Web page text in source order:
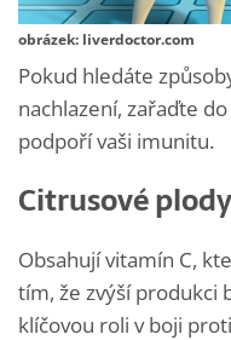
obrázek: liverdoctor.com
Pokud hledáte
nachlazení, zařaďte
podpoří vaši imunitu.
Citrusové plody
Obsahují vitamín C,
tím, že zvýší produkci
klíčovou roli v boji